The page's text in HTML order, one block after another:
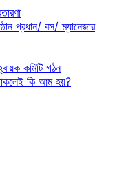
প্রধান/ বস/ ম্যানেজার
কমিটি গঠন
কি আম হয়?